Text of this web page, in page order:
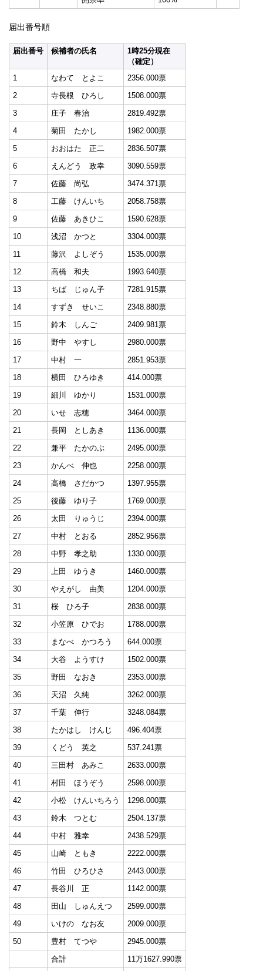
届出番号順
届出番号 候補者の氏名
1時25分現在
（確定）
1
なわて とよこ
2356.000票
2
寺長根 ひろし
1508.000票
3
庄子 春治
2819.492票
4
菊田 たかし
1982.000票
5
おおはた 正二
2836.507票
6
えんどう 政幸
3090.559票
7
佐藤 尚弘
3474.371票
8
工藤 けんいち
2058.758票
9
佐藤 あきひこ
1590.628票
10
浅沼 かつと
3304.000票
11
藤沢 よしぞう
1535.000票
12
高橋 和夫
1993.640票
13
ちば じゅん子
7281.915票
14
すずき せいこ
2348.880票
15
鈴木 しんご
2409.981票
16
野中 やすし
2980.000票
17
中村 一
2851.953票
18
横田 ひろゆき
414.000票
19
細川 ゆかり
1531.000票
20
いせ 志穂
3464.000票
21
長岡 としあき
1136.000票
22
兼平 たかのぶ
2495.000票
23
かんべ 伸也
2258.000票
24
高橋 さだかつ
1397.955票
25
後藤 ゆり子
1769.000票
26
太田 りゅうじ
2394.000票
27
中村 とおる
2852.956票
28
中野 孝之助
1330.000票
29
上田 ゆうき
1460.000票
30
やえがし 由美
1204.000票
31
桜 ひろ子
2838.000票
32
小笠原 ひでお
1788.000票
33
まなべ かつろう
644.000票
34
大谷 ようすけ
1502.000票
35
野田 なおき
2353.000票
36
天沼 久純
3262.000票
37
千葉 伸行
3248.084票
38
たかはし けんじ
496.404票
39
くどう 英之
537.241票
40
三田村 あみこ
2633.000票
41
村田 ほうぞう
2598.000票
42
小松 けんいちろう
1298.000票
43
鈴木 つとむ
2504.137票
44
中村 雅幸
2438.529票
45
山崎 ともき
2222.000票
46
竹田 ひろひさ
2443.000票
47
長谷川 正
1142.000票
48
田山 しゅんえつ
2599.000票
49
いけの なお友
2009.000票
50
豊村 てつや
2945.000票
合計
11万1627.990票